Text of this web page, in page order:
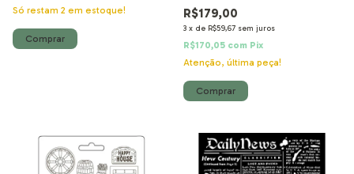
Só restam 2 em estoque! R$179,00
3 x de R$59,67 sem juros
R$170,05 com Pix
Atenção, última peça!